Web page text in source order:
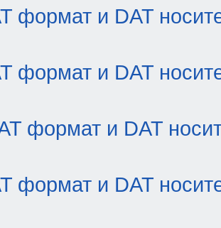
формат и DAT
формат и DAT
формат и DAT
формат и DAT